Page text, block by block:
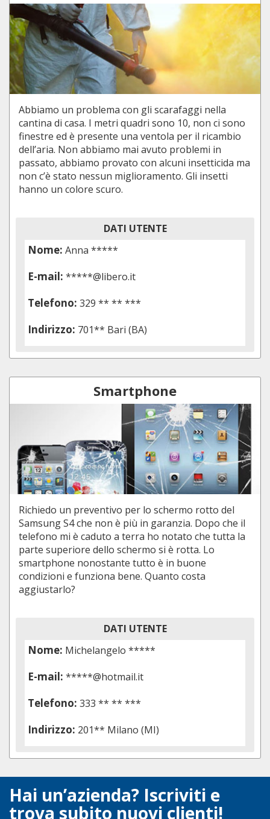
Abbiamo un problema con gli scarafaggi nella
cantina di casa. I metri quadri sono 10, non ci sono
finestre ed è presente una ventola per il ricambio
dell’aria. Non abbiamo mai avuto problemi in
passato, abbiamo provato con alcuni insetticida ma
non c’è stato nessun miglioramento. Gli insetti
hanno un colore scuro.
DATI UTENTE
Nome: Anna *****
E-mail: *****@libero.it
Telefono: 329 ** ** ***
Indirizzo: 701** Bari (BA)
Smartphone
Richiedo un preventivo per lo schermo rotto del
Samsung S4 che non è più in garanzia. Dopo che il
telefono mi è caduto a terra ho notato che tutta la
parte superiore dello schermo si è rotta. Lo
smartphone nonostante tutto è in buone
condizioni e funziona bene. Quanto costa
aggiustarlo?
DATI UTENTE
Nome: Michelangelo *****
E-mail: *****@hotmail.it
Telefono: 333 ** ** ***
Indirizzo: 201** Milano (MI)
Hai un’azienda? Iscriviti e
trova subito nuovi clienti!